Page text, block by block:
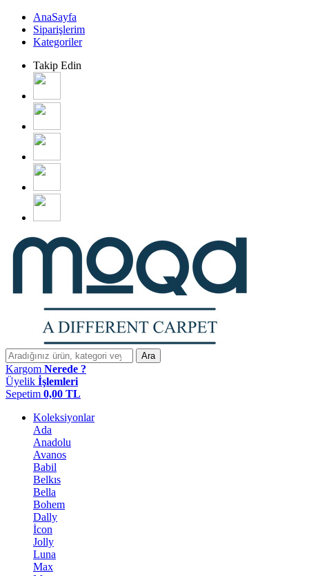
AnaSayfa
Siparişlerim
Kategoriler
Takip Edin
Ara
Kargom Nerede ?
Üyelik İşlemleri
Sepetim 0,00 TL
Koleksiyonlar
Ada
Anadolu
Avanos
Babil
Belkıs
Bella
Bohem
Dally
İcon
Jolly
Luna
Max